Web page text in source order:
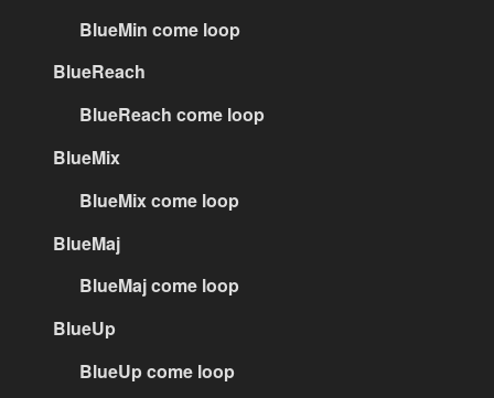
BlueMin come loop
BlueReach
BlueReach come loop
BlueMix
BlueMix come loop
BlueMaj
BlueMaj come loop
BlueUp
BlueUp come loop